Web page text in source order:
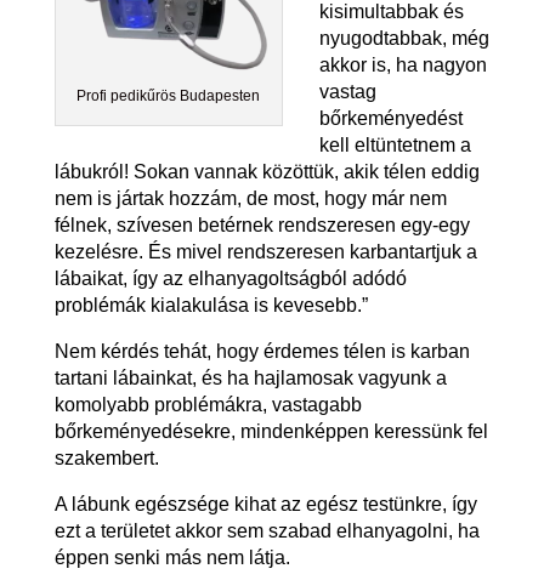
Profi pedikűrös Budapesten
kisimultabbak és
nyugodtabbak, még
akkor is, ha nagyon
vastag
bőrkeményedést
kell eltüntetnem a
lábukról! Sokan vannak közöttük, akik télen eddig
nem is jártak hozzám, de most, hogy már nem
félnek, szívesen betérnek rendszeresen egy-egy
kezelésre. És mivel rendszeresen karbantartjuk a
lábaikat, így az elhanyagoltságból adódó
problémák kialakulása is kevesebb.”
Nem kérdés tehát, hogy érdemes télen is karban
tartani lábainkat, és ha hajlamosak vagyunk a
komolyabb problémákra, vastagabb
bőrkeményedésekre, mindenképpen keressünk fel
szakembert.
A lábunk egészsége kihat az egész testünkre, így
ezt a területet akkor sem szabad elhanyagolni, ha
éppen senki más nem látja.